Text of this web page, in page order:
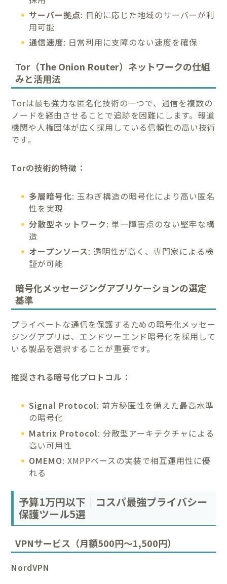
サーバー拠点: 目的に応じた地域のサーバーが利
用可能
通信速度: 日常利用に支障のない速度を確保
Tor（The Onion Router）ネットワークの仕組
みと活用法
Torは最も強力な匿名化技術の一つで、通信を複数の
ノードを経由させることで追跡を困難にします。報道
機関や人権団体が広く採用している信頼性の高い技術
です。
Torの技術的特徴：
多層暗号化: 玉ねぎ構造の暗号化により高い匿名
性を実現
分散型ネットワーク: 単一障害点のない堅牢な構
造
オープンソース: 透明性が高く、専門家による検
証が可能
暗号化メッセージングアプリケーションの選定
基準
プライベートな通信を保護するための暗号化メッセー
ジングアプリは、エンドツーエンド暗号化を採用して
いる製品を選択することが重要です。
推奨される暗号化プロトコル：
Signal Protocol: 前方秘匿性を備えた最高水準
の暗号化
Matrix Protocol: 分散型アーキテクチャによる
高い可用性
OMEMO: XMPPベースの実装で相互運用性に優
れる
予算1万円以下｜コスパ最強プライバシー
保護ツール5選
VPNサービス（月額500円〜1,500円）
NordVPN